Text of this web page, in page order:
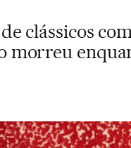
clássicos
morreu